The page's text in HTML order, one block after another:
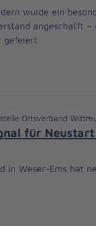
wurde ein
angeschafft –
gefeiert
Ortsverband
für Neustart
in Weser-Ems hat